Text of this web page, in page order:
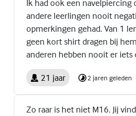
Ik had ook een navelpiercing
andere leerlingen nooit
opmerkingen gehad. Van 1
geen kort shirt dragen bij
anderen hebben nooit er iets
21 jaar 2 jaren geleden
Zo raar is het niet M16. Jij